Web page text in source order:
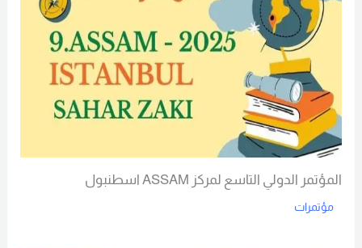
المؤتمر الدولي التاسع لمركز ASSAM اسطنبول
مؤتمرات